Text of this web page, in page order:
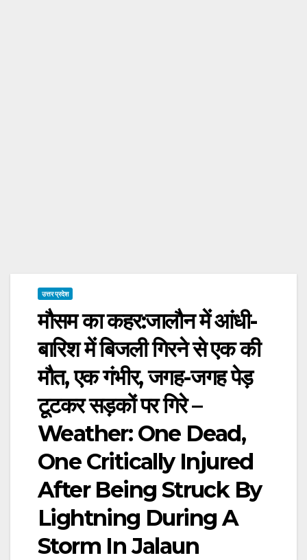
उत्तर प्रदेश
मौसम का कहर:जालौन में आंधी-
बारिश में बिजली गिरने से एक की
मौत, एक गंभीर, जगह-जगह पेड़
टूटकर सड़कों पर गिरे –
Weather: One Dead,
One Critically Injured
After Being Struck By
Lightning During A
Storm In Jalaun